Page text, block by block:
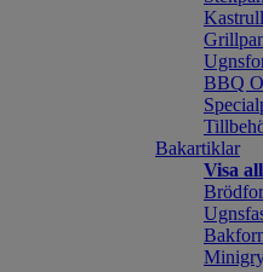
BBQ
Bakartiklar
Visa